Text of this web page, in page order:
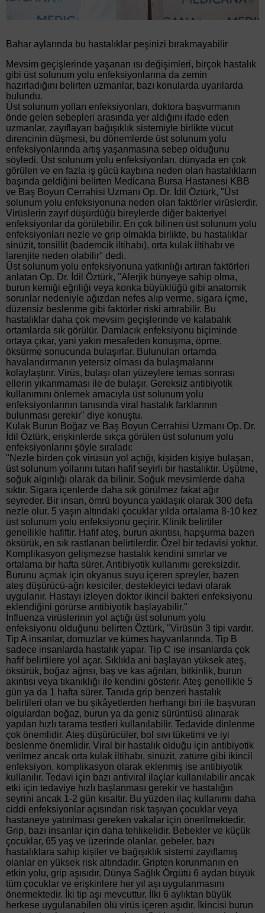
Bahar aylarında bu hastalıklar peşinizi bırakmayabilir
Mevsim geçişlerinde yaşanan ısı değişimleri, birçok hastalık
gibi üst solunum yolu enfeksiyonlarına da zemin
hazırladığını belirten uzmanlar, bazı konularda uyarılarda
bulundu.
Üst solunum yolları enfeksiyonları, doktora başvurmanın
önde gelen sebepleri arasında yer aldığını ifade eden
uzmanlar, zayıflayan bağışıklık sistemiyle birlikte vücut
direncinin düşmesi, bu dönemlerde üst solunum yolu
enfeksiyonlarında artış yaşanmasına sebep olduğunu
söyledi. Üst solunum yolu enfeksiyonları, dünyada en çok
görülen ve en fazla iş gücü kaybına neden olan hastalıkların
başında geldiğini belirten Medicana Bursa Hastanesi KBB
ve Baş Boyun Cerrahisi Uzmanı Op. Dr. İdil Öztürk, "Üst
solunum yolu enfeksiyonuna neden olan faktörler virüslerdir.
Virüslerin zayıf düşürdüğü bireylerde diğer bakteriyel
enfeksiyonlar da görülebilir. En çok bilinen üst solunum yolu
enfeksiyonları nezle ve grip olmakla birlikte, bu hastalıklar
sinüzit, tonsillit (bademcik iltihabı), orta kulak iltihabı ve
larenjite neden olabilir" dedi.
Üst solunum yolu enfeksiyonuna yatkınlığı artıran faktörleri
anlatan Op. Dr. İdil Öztürk, "Alerjik bünyeye sahip olma,
burun kemiği eğriliği veya konka büyüklüğü gibi anatomik
sorunlar nedeniyle ağızdan nefes alıp verme, sigara içme,
düzensiz beslenme gibi faktörler riski artırabilir. Bu
hastalıklar daha çok mevsim geçişlerinde ve kalabalık
ortamlarda sık görülür. Damlacık enfeksiyonu biçiminde
ortaya çıkar, yani yakın mesafeden konuşma, öpme,
öksürme sonucunda bulaşırlar. Bulunulan ortamda
havalandırmanın yetersiz olması da bulaşmalarını
kolaylaştırır. Virüs, bulaşı olan yüzeylere temas sonrası
ellerin yıkanmaması ile de bulaşır. Gereksiz antibiyotik
kullanımını önlemek amacıyla üst solunum yolu
enfeksiyonlarının tanısında viral hastalık farklarının
bulunması gerekir" diye konuştu.
Kulak Burun Boğaz ve Baş Boyun Cerrahisi Uzmanı Op. Dr.
İdil Öztürk, erişkinlerde sıkça görülen üst solunum yolu
enfeksiyonlarını şöyle sıraladı:
"Nezle birden çok virüsün yol açtığı, kişiden kişiye bulaşan,
üst solunum yollarını tutan hafif seyirli bir hastalıktır. Üşütme,
soğuk algınlığı olarak da bilinir. Soğuk mevsimlerde daha
sıktır. Sigara içenlerde daha sık görülmez fakat ağır
seyreder. Bir insan, ömrü boyunca yaklaşık olarak 300 defa
nezle olur. 5 yaşın altındaki çocuklar yılda ortalama 8-10 kez
üst solunum yolu enfeksiyonu geçirir. Klinik belirtiler
genellikle hafiftir. Hafif ateş, burun akıntısı, hapşurma bazen
öksürük, en sık rastlanan belirtilerdir. Özel bir tedavisi yoktur.
Komplikasyon gelişmezse hastalık kendini sınırlar ve
ortalama bir hafta sürer. Antibiyotik kullanımı gereksizdir.
Burunu açmak için okyanus suyu içeren spreyler, bazen
ateş düşürücü-ağrı kesiciler, destekleyici tedavi olarak
uygulanır. Hastayı izleyen doktor ikincil bakteri enfeksiyonu
eklendiğini görürse antibiyotik başlayabilir."
İnfluenza virüslerinin yol açtığı üst solunum yolu
enfeksiyonu olduğunu belirten Öztürk, "Virüsün 3 tipi vardır.
Tip A insanlar, domuzlar ve kümes hayvanlarında, Tip B
sadece insanlarda hastalık yapar. Tip C ise insanlarda çok
hafif belirtilere yol açar. Sıklıkla ani başlayan yüksek ateş,
öksürük, boğaz ağrısı, baş ve kas ağrıları, bitkinlik, burun
akıntısı veya tıkanıklığı ile kendini gösterir. Ateş genellikle 5
gün ya da 1 hafta sürer. Tanıda grip benzeri hastalık
belirtileri olan ve bu şikâyetlerden herhangi biri ile başvuran
olgulardan boğaz, burun ya da geniz sürüntüsü alınarak
yapılan hızlı tarama testleri kullanılabilir. Tedavide dinlenme
çok önemlidir. Ateş düşürücüler, bol sıvı tüketimi ve iyi
beslenme önemlidir. Viral bir hastalık olduğu için antibiyotik
verilmez ancak orta kulak iltihabı, sinüzit, zatürre gibi ikincil
enfeksiyon, komplikasyon olarak eklenmiş ise antibiyotik
kullanılır. Tedavi için bazı antiviral ilaçlar kullanılabilir ancak
etki için tedaviye hızlı başlanması gerekir ve hastalığın
seyrini ancak 1-2 gün kısaltır. Bu yüzden ilaç kullanımı daha
ciddi enfeksiyonlar açısından risk taşıyan çocuklar veya
hastaneye yatırılması gereken vakalar için önerilmektedir.
Grip, bazı insanlar için daha tehlikelidir. Bebekler ve küçük
çocuklar, 65 yaş ve üzerinde olanlar, gebeler, bazı
hastalıklara sahip kişiler ve bağışıklık sistemi zayıflamış
olanlar en yüksek risk altındadır. Gripten korunmanın en
etkin yolu, grip aşısıdır. Dünya Sağlık Örgütü 6 aydan büyük
tüm çocuklar ve erişkinlere her yıl aşı uygulanmasını
önermektedir. İki tip aşı mevcuttur. İlki 6 aylıktan büyük
herkese uygulanabilen ölü virüs içeren aşıdır. İkincisi burun